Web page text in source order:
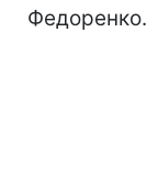
Федоренко.